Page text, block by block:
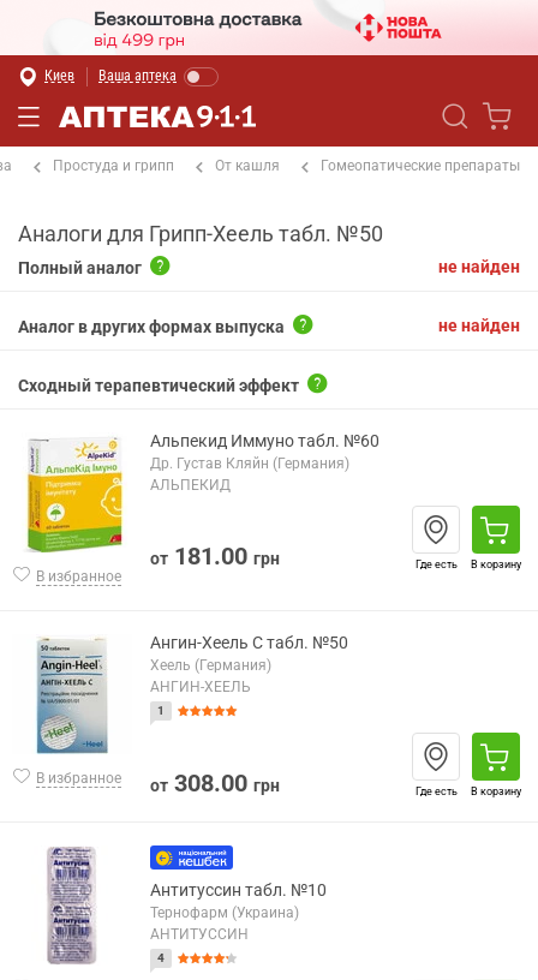
Киев Ваша аптека
Простуда и грипп От кашля Гомеопатические препараты
Аналоги для Грипп-Хеель табл. №50
не найден
Полный аналог
не найден
Аналог в других формах выпуска
Сходный терапевтический эффект
В избранное
Альпекид Иммуно табл. №60
Др. Густав Кляйн (Германия)
АЛЬПЕКИД
от 181.00 грн Где есть В корзину
В избранное
Ангин-Хеель С табл. №50
Хеель (Германия)
АНГИН-ХЕЕЛЬ
1
от 308.00 грн Где есть В корзину
Антитуссин табл. №10
Тернофарм (Украина)
АНТИТУССИН
4